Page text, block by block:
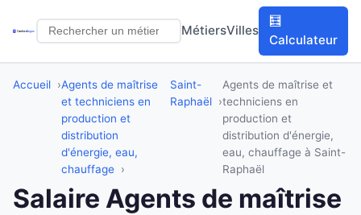
MétiersVilles
🧮
Calculateur
Accueil
Agents de maîtrise
et techniciens en
production et
distribution
d'énergie, eau,
chauffage
Saint-
Raphaël
Agents de maîtrise et
techniciens en
production et
distribution d'énergie,
eau, chauffage à Saint-
Raphaël
Salaire Agents de maîtrise